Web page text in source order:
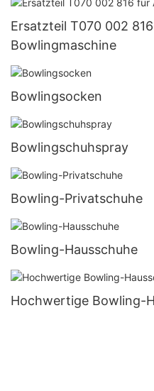
Ersatzteil T070 002
Bowlingmaschine
Bowlingsocken
Bowlingschuhspray
Bowling-Privatschuhe
Bowling-Hausschuhe
Hochwertige Bowling-